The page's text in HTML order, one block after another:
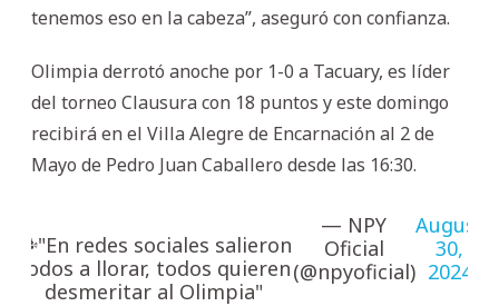
tenemos eso en la cabeza”, aseguró con confianza.
Olimpia derrotó anoche por 1-0 a Tacuary, es líder
del torneo Clausura con 18 puntos y este domingo
recibirá en el Villa Alegre de Encarnación al 2 de
Mayo de Pedro Juan Caballero desde las 16:30.
🗣️"En redes sociales salieron
todos a llorar, todos quieren
desmeritar al Olimpia"
— NPY
Oficial
(@npyoficial)
August
30,
2024